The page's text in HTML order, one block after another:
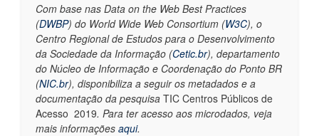
Com base nas Data on the Web Best Practices
(DWBP) do World Wide Web Consortium (W3C), o
Centro Regional de Estudos para o Desenvolvimento
da Sociedade da Informação (Cetic.br), departamento
do Núcleo de Informação e Coordenação do Ponto BR
(NIC.br), disponibiliza a seguir os metadados e a
documentação da pesquisa TIC Centros Públicos de
Acesso 2019. Para ter acesso aos microdados, veja
mais informações aqui.